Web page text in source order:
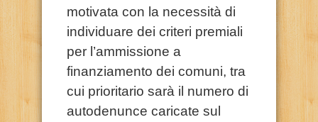
motivata con la necessità di
individuare dei criteri premiali
per l’ammissione a
finanziamento dei comuni, tra
cui prioritario sarà il numero di
autodenunce caricate sul